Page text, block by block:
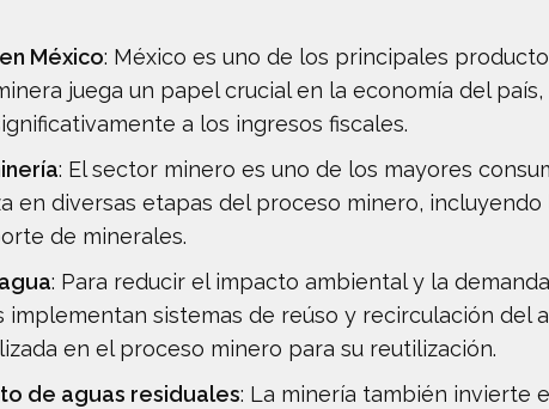
México: México es uno de los principales
juega un papel crucial en la economía del
a los ingresos fiscales.
: El sector minero es uno de los mayores
en diversas etapas del proceso minero,
de minerales.
: Para reducir el impacto ambiental y la
implementan sistemas de reúso y recirculación del
en el proceso minero para su reutilización.
de aguas residuales: La minería también invierte